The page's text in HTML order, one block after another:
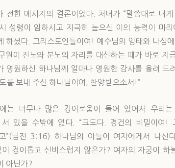
전한 메시지의 결론이었다. 처녀가 “말씀대로 내
성령이 임하시고 지극히 높으신 이의 능력이 마
하셨다. 그리스도인들이여! 예수님의 잉태와 나심
원이 진노와 분노의 자리를 대신하는 때가 바로 지
영원하신 하나님께 얼마나 영원한 감사를 올려 드
를 보내 주신 하나님이여, 찬양받으소서!”
는 너무나 많은 경이로움이 들어 있어서 우리
서 있을 수밖에 없다. “크도다. 경건의 비밀이여
”(딤전 3:16) 하나님의 아들이 여자에게서 나신
경이롭고 신비스럽지 않은가? 여자의 자궁이 하
아닌가?